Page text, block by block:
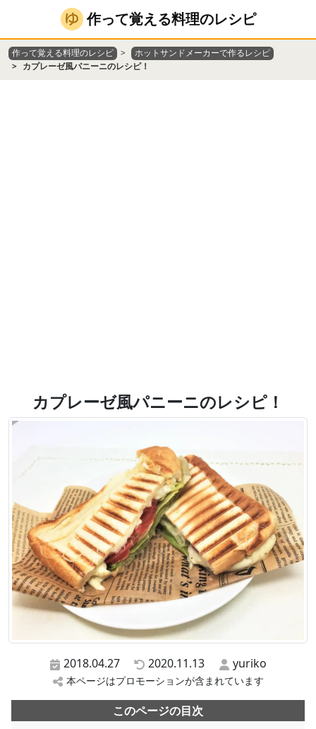
作って覚える料理のレシピ
作って覚える料理のレシピ
ホットサンドメーカーで作るレシピ
カプレーゼ風パニーニのレシピ！
カプレーゼ風パニーニのレシピ！
2018.04.27 2020.11.13 yuriko
本ページはプロモーションが含まれています
このページの目次